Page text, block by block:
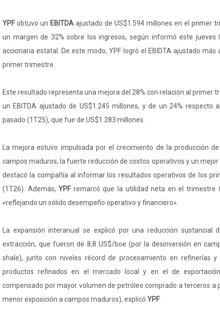
YPFobtuvo un EBITDA ajustado de US$1.594 millones en el primer
un margen de 32% sobre los ingresos, según informó este jueves
accionaria estatal. De este modo, YPF logró el EBIDTA ajustado
primer trimestre.
Este resultado representa una mejora del 28% con relación al primer
un EBITDA ajustado de US$1.245 millones, y de un 24% respecto
pasado (1T25), que fue de US$1.283 millones.
La mejora estuvo impulsada por el crecimiento de la producción
campos maduros, la fuerte reducción de costos operativos y un
destacó la compañía al informar los resultados operativos de los
(1T26). Además,YPF remarcó que la utilidad neta en el trimestre
«reflejando un sólido desempeño operativo y financiero».
La expansión interanual se explicó por una reducción sustancial
extracción, que fueron de 8,8 US$/boe (por la desinversión en
shale), junto con niveles récord de procesamiento en refinerías
productos refinados en el mercado local y en el de
compensado por mayor volumen de petróleo comprado a terceros a
menor exposición a campos maduros), explicó YPF.